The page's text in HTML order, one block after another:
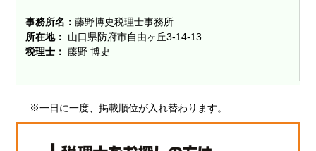
事務所名：藤野博史税理士事務所
所在地：
山口県防府市自由ヶ丘3-14-13
税理士： 藤野 博史
※一日に一度、掲載順位が入れ替わります。